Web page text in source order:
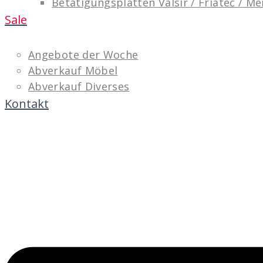
Sale
Angebote der Woche
Abverkauf Möbel
Abverkauf Diverses
Kontakt